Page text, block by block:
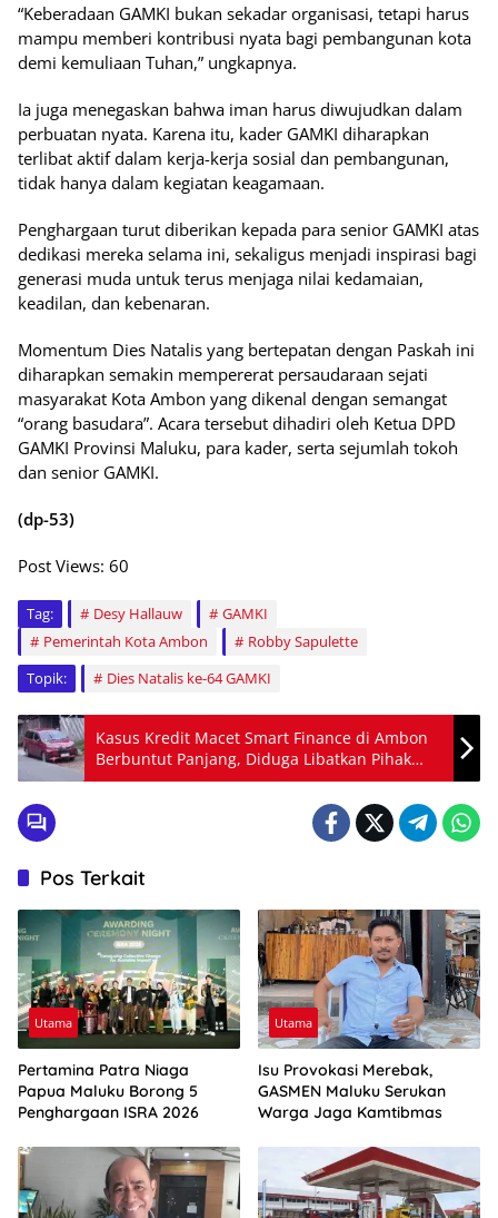
“Keberadaan GAMKI bukan sekadar organisasi, tetapi harus
mampu memberi kontribusi nyata bagi pembangunan kota
demi kemuliaan Tuhan,” ungkapnya.
Ia juga menegaskan bahwa iman harus diwujudkan dalam
perbuatan nyata. Karena itu, kader GAMKI diharapkan
terlibat aktif dalam kerja-kerja sosial dan pembangunan,
tidak hanya dalam kegiatan keagamaan.
Penghargaan turut diberikan kepada para senior GAMKI atas
dedikasi mereka selama ini, sekaligus menjadi inspirasi bagi
generasi muda untuk terus menjaga nilai kedamaian,
keadilan, dan kebenaran.
Momentum Dies Natalis yang bertepatan dengan Paskah ini
diharapkan semakin mempererat persaudaraan sejati
masyarakat Kota Ambon yang dikenal dengan semangat
“orang basudara”. Acara tersebut dihadiri oleh Ketua DPD
GAMKI Provinsi Maluku, para kader, serta sejumlah tokoh
dan senior GAMKI.
(dp-53)
Post Views: 60
Tag: Desy Hallauw
GAMKI
Pemerintah Kota Ambon
Robby Sapulette
Topik:
Dies Natalis ke-64 GAMKI
Kasus Kredit Macet Smart Finance di Ambon
Berbuntut Panjang, Diduga Libatkan Pihak
Pos Terkait
Utama
Pertamina Patra Niaga
Papua Maluku Borong 5
Penghargaan ISRA 2026
Utama
Isu Provokasi Merebak,
GASMEN Maluku Serukan
Warga Jaga Kamtibmas